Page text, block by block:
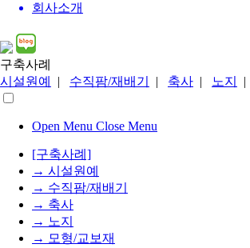
회사소개
구축사례
시설원예
| 수직팜/재배기 | 축사 | 노지 |
Open Menu Close Menu
[구축사례]
→ 시설원예
→ 수직팜/재배기
→ 축사
→ 노지
→ 모형/교보재